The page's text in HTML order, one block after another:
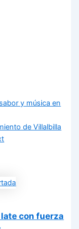
y música en
de Villalbilla
con fuerza